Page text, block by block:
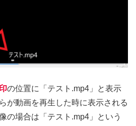
の位置に「テスト.mp4」と表示
が動画を再生した時に表示される
の場合は「テスト.mp4」という